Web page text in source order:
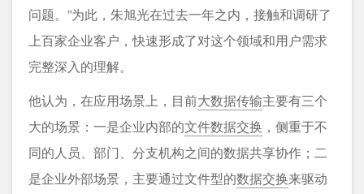
问题。”为此，朱旭光在过去一年之内，接触和调研了
上百家企业客户，快速形成了对这个领域和用户需求
完整深入的理解。
他认为，在应用场景上，目前大数据传输主要有三个
大的场景：一是企业内部的文件数据交换 ，侧重于不
同的人员、部门、分支机构之间的数据共享协作；二
是企业外部场景，主要通过文件型的数据交换来驱动